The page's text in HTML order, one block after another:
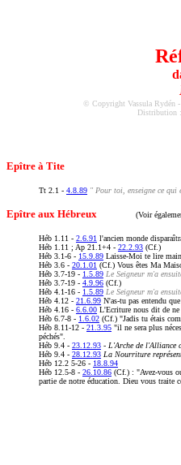
© Copyright Vassula Rydén -
Distribution :
Epître à Tite
Tt 2.1 - 4.8.89 " Pour toi, enseigne ce qui
Epître aux Hébreux (Voir également
Héb 1.11 - 2.6.91 l'ancien monde
Héb 1.11 ; Ap 21.1+4 - 22.2.93 (Cf.)
Héb 3.1-6 - 15.9.89 Laisse-Moi te lire
Héb 3.6 - 20.1.01 (Cf.) Vous êtes Ma
Héb 3.7-19 - 1.5.89 Le Seigneur m'a
Héb 3.7-19 - 4.9.96 (Cf.)
Héb 4.1-16 - 1.5.89 Le Seigneur m'a
Héb 4.12 - 21.6.99 N'as-tu pas entendu
Héb 4.16 - 6.6.00 L'Ecriture nous dit de ne
Héb 6.7-8 - 1.6.02 (Cf.) "Jadis tu étais
Héb 8.11-12 - 21.3.95 "il ne sera plus
péchés".
Héb 9.4 - 23.12.93 - L'Arche de l'Alliance
Héb 9.4 - 28.12.93 La Nourriture
Héb 12.2 5-26 - 18.8.94
Héb 12.5-8 - 26.10.86 (Cf.) : "Avez-vous
partie de notre éducation. Dieu vous traite